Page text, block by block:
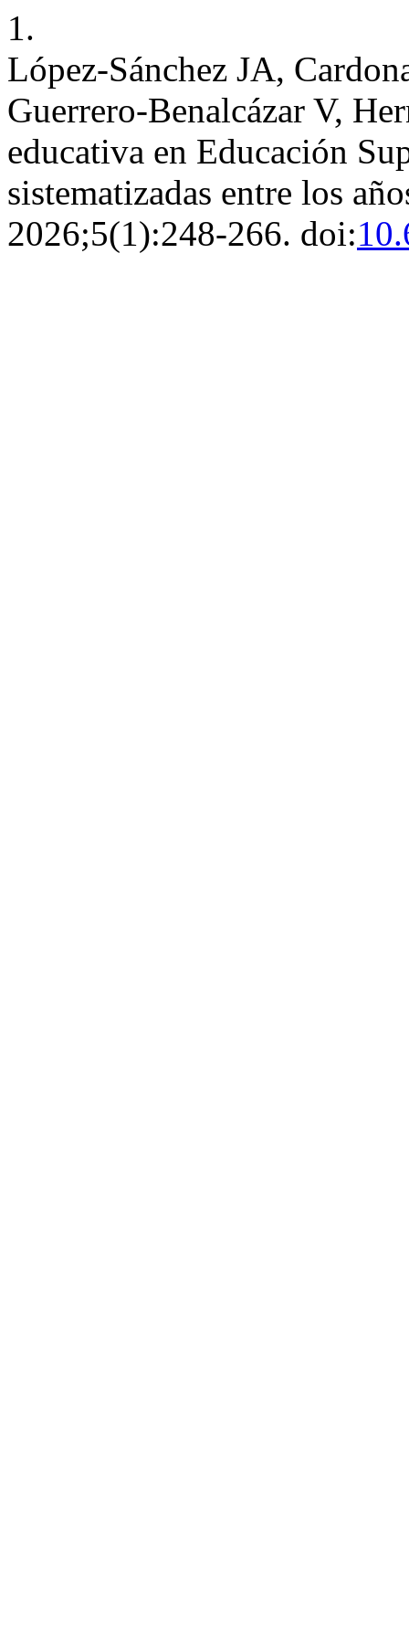
1.
López-Sánchez JA,
Guerrero-Benalcázar V,
educativa en Educación
sistematizadas entre los
2026;5(1):248-266. doi: